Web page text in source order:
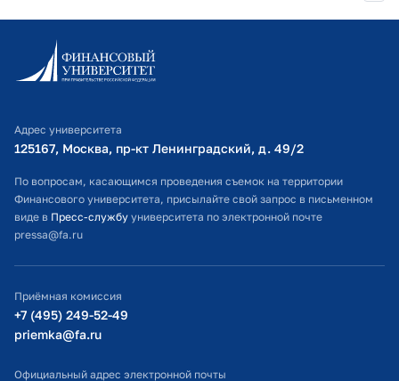
Информационно-образовательный портал
Личный кабинет поступающего
Оплата обучения
Расписание занятий
Студенческий офис
Официальный адрес электронной почты
Министерство просвещения РФ
Министерство науки и высшего образования РФ
Адрес университета
125167, Москва, пр-кт Ленинградский, д. 49/2​
По вопросам, касающимся проведения съемок на территории
Финансового университета, присылайте свой запрос в письменном
виде в Пресс-службу университета по электронной почте
pressa@fa.ru
Приёмная комиссия
+7 (495) 249-52-49
priemka@fa.ru
Официальный адрес электронной почты